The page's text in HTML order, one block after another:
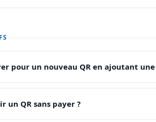
pour un nouveau QR en ajoutant
un QR sans payer ?